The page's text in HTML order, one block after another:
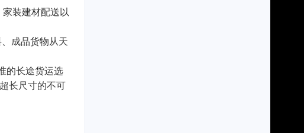
装建材配送以
成品货物从天
的长途货运选
长尺寸的不可